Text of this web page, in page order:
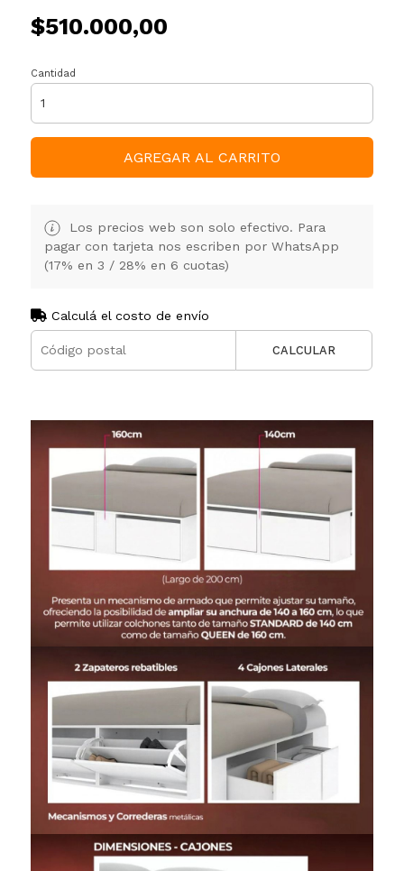
$510.000,00
Cantidad
AGREGAR AL CARRITO
Los precios web son solo efectivo. Para
pagar con tarjeta nos escriben por WhatsApp
(17% en 3 / 28% en 6 cuotas)
Calculá el costo de envío
CALCULAR